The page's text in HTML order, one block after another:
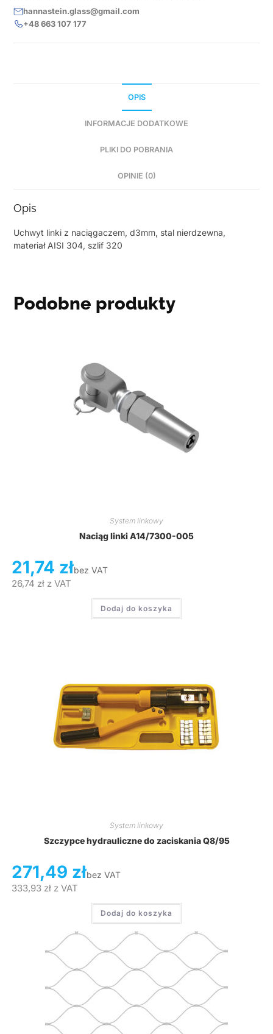
hannastein.glass@gmail.com
+48 663 107 177
OPIS
INFORMACJE DODATKOWE
PLIKI DO POBRANIA
OPINIE (0)
Opis
Uchwyt linki z naciągaczem, d3mm, stal nierdzewna,
materiał AISI 304, szlif 320
Podobne produkty
System linkowy
Naciąg linki A14/7300-005
21,74 złbez VAT
26,74 złz VAT
Dodaj do koszyka
System linkowy
Szczypce hydrauliczne do zaciskania Q8/95
271,49 złbez VAT
333,93 złz VAT
Dodaj do koszyka